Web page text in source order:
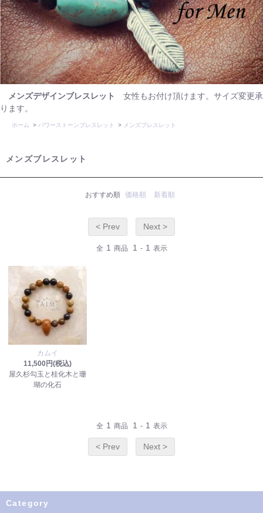
メンズデザインブレスレット
女性もお付け頂けます。サイズ変更承
ります。
ホーム > パワーストーンブレスレット > メンズブレスレット
メンズブレスレット
おすすめ順 価格順 新着順
< Prev Next >
全 1 商品 1 - 1 表示
カムイ
11,500円(税込)
屋久杉勾玉と桂化木と珊
瑚の化石
全 1 商品 1 - 1 表示
< Prev Next >
Category